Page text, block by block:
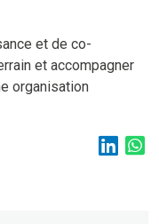
et de co-
et accompagner
organisation